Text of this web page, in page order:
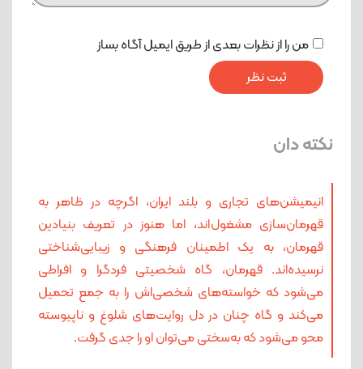
من را از نظرات بعدی از طریق ایمیل آگاه بساز
نکته دان
انیمیشن‌های تجاری و بلند ایران، اگرچه در ظاهر به
قهرمان‌سازی مشغول‌اند، اما هنوز در تعریف بنیادین
قهرمان، به یک اطمینان فرهنگی و زیبایی‌شناختی
نرسیده‌اند. قهرمان، گاه شخصیتی فردگرا و افراطی
می‌شود که خواسته‌های شخصی‌اش را به جمع تحمیل
می‌کند و گاه چنان در دل روایت‌های شلوغ و ناپیوسته
محو می‌شود که به‌سختی می‌توان او را جدی گرفت.